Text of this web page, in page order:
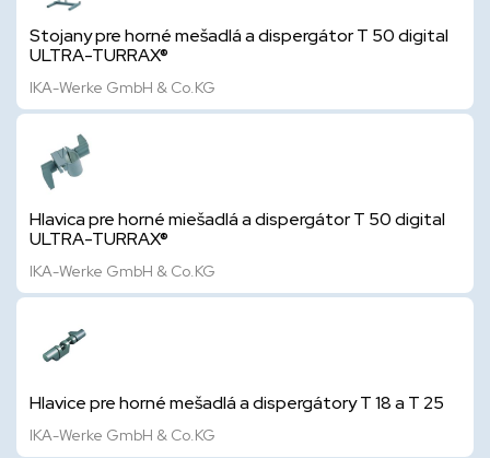
Stojany pre horné mešadlá a dispergátor T 50 digital
ULTRA-TURRAX®
IKA-Werke GmbH & Co.KG
Hlavica pre horné miešadlá a dispergátor T 50 digital
ULTRA-TURRAX®
IKA-Werke GmbH & Co.KG
Hlavice pre horné mešadlá a dispergátory T 18 a T 25
IKA-Werke GmbH & Co.KG